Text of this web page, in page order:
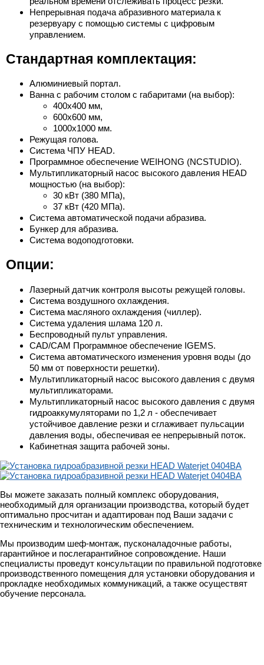
Непрерывная подача абразивного материала к
резервуару с помощью системы с цифровым
управлением.
Стандартная комплектация:
Алюминиевый портал.
Ванна с рабочим столом с габаритами (на выбор):
400х400 мм,
600х600 мм,
1000х1000 мм.
Режущая голова.
Система ЧПУ HEAD.
Программное обеспечение WEIHONG (NCSTUDIO).
Мультипликаторный насос высокого давления HEAD
мощностью (на выбор):
30 кВт (380 МПа),
37 кВт (420 МПа).
Система автоматической подачи абразива.
Бункер для абразива.
Система водоподготовки.
Опции:
Лазерный датчик контроля высоты режущей головы.
Система воздушного охлаждения.
Система масляного охлаждения (чиллер).
Система удаления шлама 120 л.
Беспроводный пульт управления.
CAD/CAM Программное обеспечение IGEMS.
Система автоматического изменения уровня воды (до
50 мм от поверхности решетки).
Мультипликаторный насос высокого давления с двумя
мультипликаторами.
Мультипликаторный насос высокого давления с двумя
гидроаккумуляторами по 1,2 л - обеспечивает
устойчивое давление резки и сглаживает пульсации
давления воды, обеспечивая ее непрерывный поток.
Кабинетная защита рабочей зоны.
Вы можете заказать полный комплекс оборудования,
необходимый для организации производства, который будет
оптимально просчитан и адаптирован под Ваши задачи с
техническим и технологическим обеспечением.
Мы производим шеф-монтаж, пусконаладочные работы,
гарантийное и послегарантийное сопровождение. Наши
специалисты проведут консультации по правильной подготовке
производственного помещения для установки оборудования и
прокладке необходимых коммуникаций, а также осуществят
обучение персонала.